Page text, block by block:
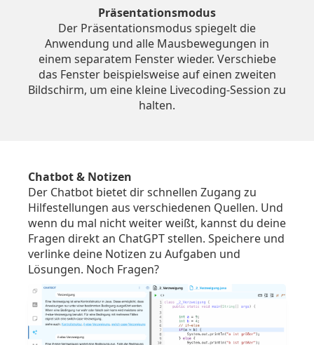
Präsentationsmodus
Der Präsentationsmodus spiegelt die
Anwendung und alle Mausbewegungen in
einem separatem Fenster wieder. Verschiebe
das Fenster beispielsweise auf einen zweiten
Bildschirm, um eine kleine Livecoding-Session zu
halten.
Chatbot & Notizen
Der Chatbot bietet dir schnellen Zugang zu
Hilfestellungen aus verschiedenen Quellen. Und
wenn du mal nicht weiter weißt, kannst du deine
Fragen direkt an ChatGPT stellen. Speichere und
verlinke deine Notizen zu Aufgaben und
Lösungen. Noch Fragen?